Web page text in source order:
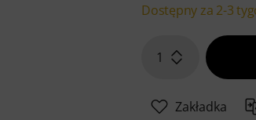
Dostępny za 2-3
1
Zakładka